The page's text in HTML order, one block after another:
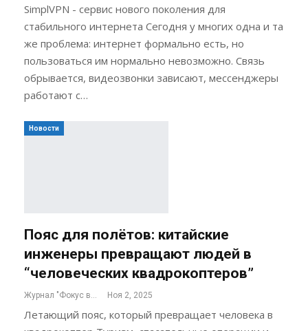
SimplVPN - сервис нового поколения для
стабильного интернета Сегодня у многих одна и та
же проблема: интернет формально есть, но
пользоваться им нормально невозможно. Связь
обрывается, видеозвонки зависают, мессенджеры
работают с…
Новости
Пояс для полётов: китайские
инженеры превращают людей в
“человеческих квадрокоптеров”
Журнал "Фокус внимания" Ноя 2, 2025
Летающий пояс, который превращает человека в